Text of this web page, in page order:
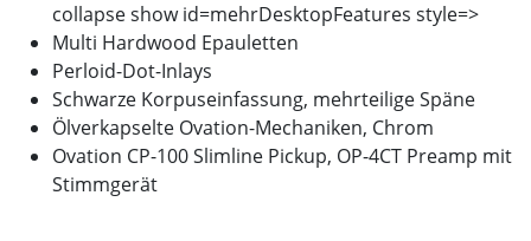
collapse show id=mehrDesktopFeatures style=>
Multi Hardwood Epauletten
Perloid-Dot-Inlays
Schwarze Korpuseinfassung, mehrteilige Späne
Ölverkapselte Ovation-Mechaniken, Chrom
Ovation CP-100 Slimline Pickup, OP-4CT Preamp mit
Stimmgerät